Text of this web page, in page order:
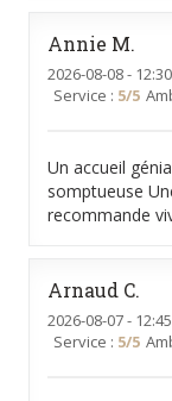
Annie M
2026-08-08-
Service : 5/5
Un accueil
somptueuse
recommande
Arnaud C
2026-08-07-
Service : 5/5